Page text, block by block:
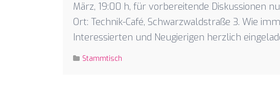
März, 19:00 h, für vorbereitende Diskussionen
Ort: Technik-Café, Schwarzwaldstraße 3. Wie
Interessierten und Neugierigen herzlich
Stammtisch